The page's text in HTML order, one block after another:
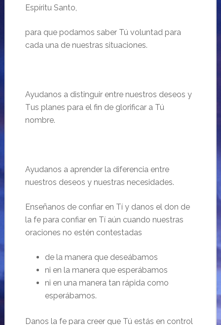
Espíritu Santo,
para que podamos saber Túvoluntad para
cada una de nuestras situaciones.
Ayudanos a distinguir entre nuestros deseos y
Tus planes para el fin de glorificar a Tú
nombre.
Ayudanos a aprender la diferencia entre
nuestros deseos y nuestras necesidades.
Enseñanos de confiar en Tíy danos el don de
la fe para confiar en Tí aún cuando nuestras
oraciones no estén contestadas
de la manera que deseábamos
ni en la manera que esperábamos
ni en una manera tan rápida como
esperábamos.
Danos la fe para creer que Túestás en control